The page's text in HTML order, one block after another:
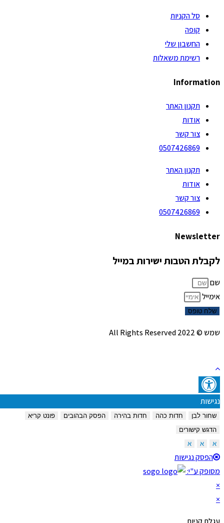
סל הקניות
קופה
החשבון שלי
רשימת משאלות
Information
תקנון האתר
אודות
צור קשר
0507426869
תקנון האתר
אודות
צור קשר
0507426869
Newsletter
לקבלת הטבות ישירות במייל
שם
אימייל
שלח טופס
שמש © 2022 All Rights Reserved
נגישות
שחור לבן חדות כהה חדות בהירה הפסק הבהובים
פונט קריא
הדגש קישורים
הפסק נגישות
מסופק ע"י: